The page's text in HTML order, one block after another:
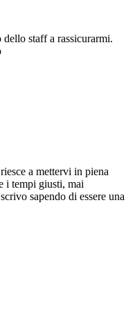
dello staff a rassicurarmi.
a mettervi in piena
i tempi giusti, mai
sapendo di essere una